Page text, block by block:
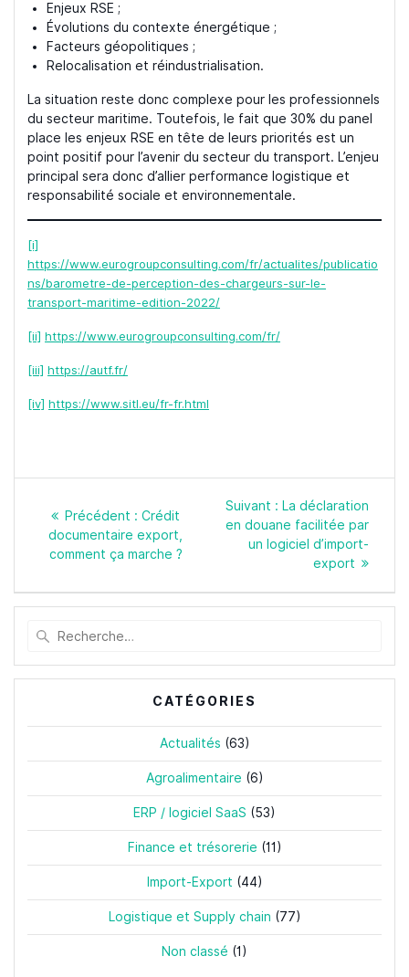
Enjeux RSE ;
Évolutions du contexte énergétique ;
Facteurs géopolitiques ;
Relocalisation et réindustrialisation.
La situation reste donc complexe pour les professionnels
du secteur maritime. Toutefois, le fait que 30% du panel
place les enjeux RSE en tête de leurs priorités est un
point positif pour l’avenir du secteur du transport. L’enjeu
principal sera donc d’allier performance logistique et
responsabilité sociale et environnementale.
[i]
https://www.eurogroupconsulting.com/fr/actualites/publicatio
ns/barometre-de-perception-des-chargeurs-sur-le-
transport-maritime-edition-2022/
[ii] https://www.eurogroupconsulting.com/fr/
[iii] https://autf.fr/
[iv] https://www.sitl.eu/fr-fr.html
l’article
Précédent : Article
précédent
:
Crédit
documentaire export,
comment ça marche ?
Suivant : Article
suivant
:
La déclaration
en douane facilitée par
un logiciel d’import-
export
:
CATÉGORIES
Actualités (63)
Agroalimentaire (6)
ERP / logiciel SaaS (53)
Finance et trésorerie (11)
Import-Export (44)
Logistique et Supply chain (77)
Non classé (1)